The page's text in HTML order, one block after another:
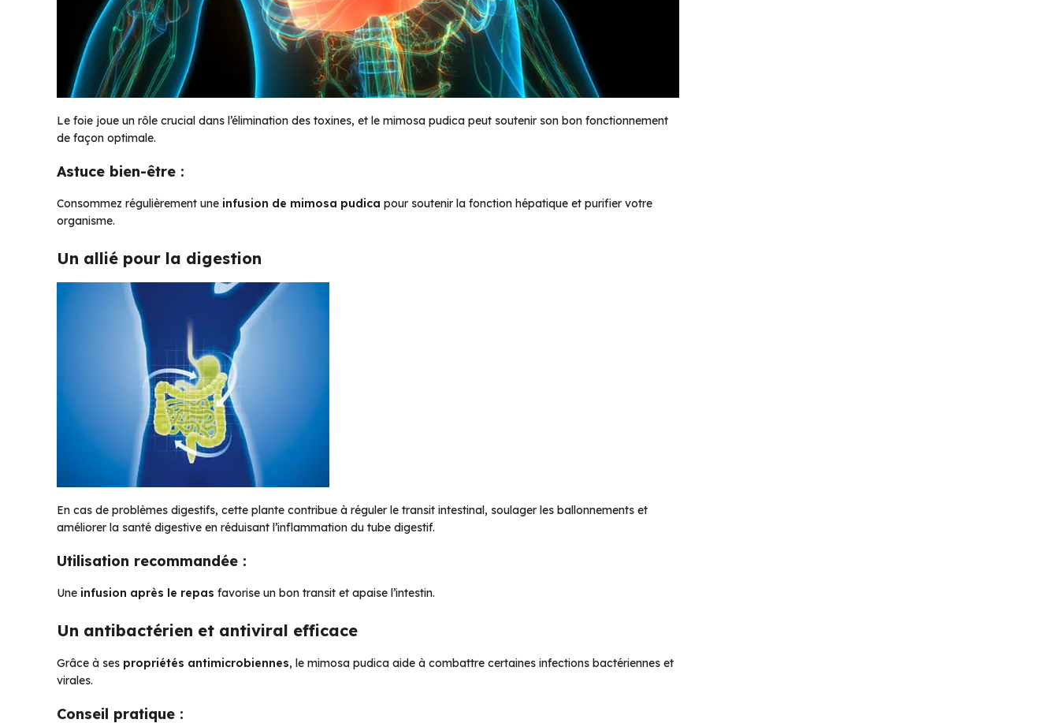
Le foie joue un rôle crucial dans l’élimination des toxines, et le mimosa pudica peut soutenir son bon fonctionnement
de façon optimale.
Astuce bien-être :
Consommez régulièrement une infusion de mimosa pudica pour soutenir la fonction hépatique et purifier votre
organisme.
Un allié pour la digestion
En cas de problèmes digestifs, cette plante contribue à réguler le transit intestinal, soulager les ballonnements et
améliorer la santé digestive en réduisant l’inflammation du tube digestif.
Utilisation recommandée :
Une infusion après le repas favorise un bon transit et apaise l’intestin.
Un antibactérien et antiviral efficace
Grâce à ses propriétés antimicrobiennes, le mimosa pudica aide à combattre certaines infections bactériennes et
virales.
Conseil pratique :